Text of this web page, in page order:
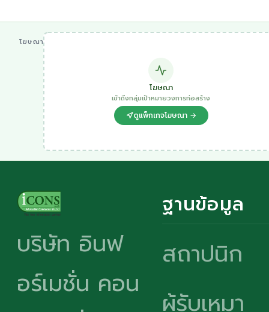
โฆษณา
โฆษณา
เข้าถึงกลุ่มเป้าหมายวงการก่อสร้าง
ดูแพ็กเกจโฆษณา →
บริษัท อินฟ
อร์เมชั่น คอน
ฐานข้อมูล
สถาปนิก
ผู้รับเหมา